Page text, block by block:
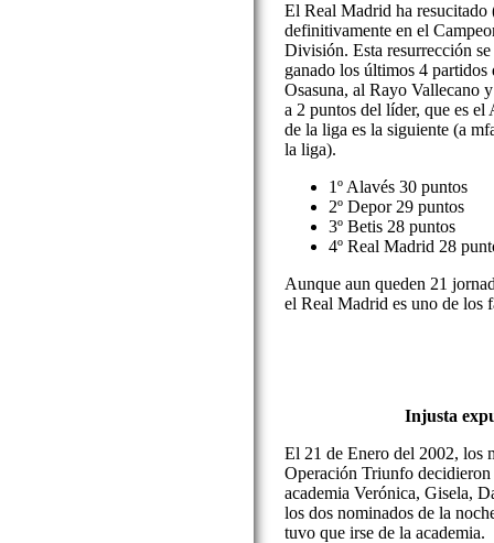
El Real Madrid ha resucitado
definitivamente en el
División. Esta resurrección
ganado los últimos 4
Osasuna, al Rayo Vallecano
a 2 puntos del líder, que es
de la liga es la siguiente (a
la liga).
1º Alavés 30 puntos
2º Depor 29 puntos
3º Betis 28 puntos
4º Real Madrid 28
Aunque aun queden 21
el Real Madrid es uno de los
Injusta
El 21 de Enero del 2002, los
Operación Triunfo decidieron
academia Verónica, Gisela,
los dos nominados de la
tuvo que irse de la academia.